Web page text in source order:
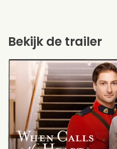
Bekijk de trailer